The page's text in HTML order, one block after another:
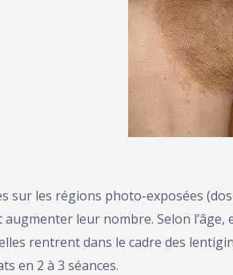
les régions photo-exposées
leur nombre. Selon
rentrent dans le cadre des
en 2 à 3 séances.